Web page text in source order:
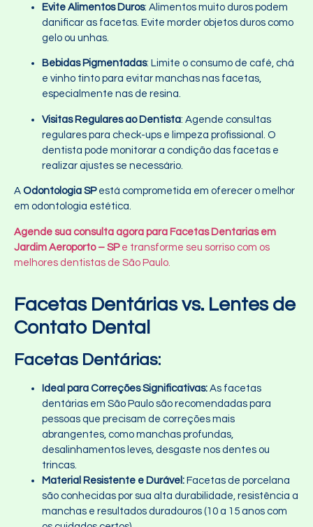
Evite Alimentos Duros: Alimentos muito duros podem
danificar as facetas. Evite morder objetos duros como
gelo ou unhas.
Bebidas Pigmentadas: Limite o consumo de café, chá
e vinho tinto para evitar manchas nas facetas,
especialmente nas de resina.
Visitas Regulares ao Dentista: Agende consultas
regulares para check-ups e limpeza profissional. O
dentista pode monitorar a condição das facetas e
realizar ajustes se necessário.
A Odontologia SPestá comprometida em oferecer o melhor
em odontologia estética.
Agende sua consulta agora para Facetas Dentarias em
Jardim Aeroporto – SP e transforme seu sorriso com os
melhores dentistas de São Paulo.
Facetas Dentárias vs. Lentes de
Contato Dental
Facetas Dentárias:
Ideal para Correções Significativas: As facetas
dentárias em São Paulo são recomendadas para
pessoas que precisam de correções mais
abrangentes, como manchas profundas,
desalinhamentos leves, desgaste nos dentes ou
trincas.
Material Resistente e Durável: Facetas de porcelana
são conhecidas por sua alta durabilidade, resistência a
manchas e resultados duradouros (10 a 15 anos com